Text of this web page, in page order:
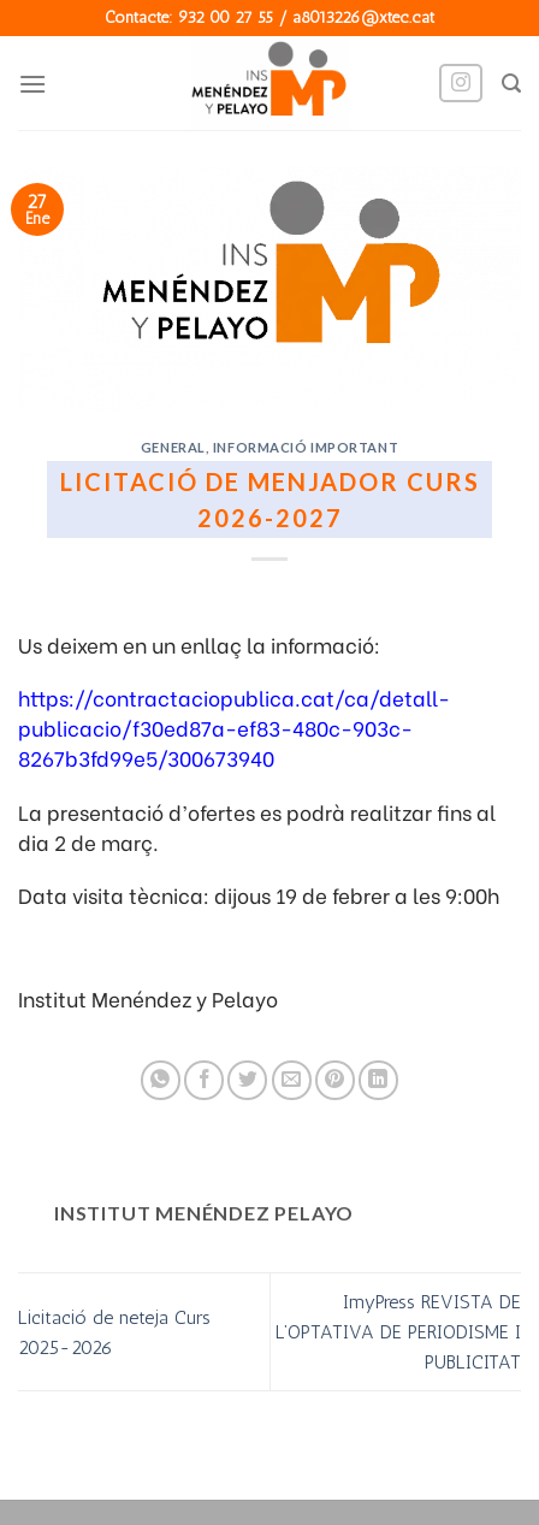
to
content
Contacte: 932 00 27 55 / a8013226@xtec.cat
27
Ene
GENERAL INFORMACIÓ IMPORTANT
LICITACIÓ DE MENJADOR CURS
2026-2027
Us deixem en un enllaç la informació:
https://contractaciopublica.cat/ca/detall-
publicacio/f30ed87a-ef83-480c-903c-
8267b3fd99e5/300673940
La presentació d’ofertes es podrà realitzar fins al
dia 2 de març.
Data visita tècnica: dijous 19 de febrer a les 9:00h
Institut Menéndez y Pelayo
INSTITUT MENÉNDEZ PELAYO
Licitació de neteja Curs
2025-2026
ImyPress REVISTA DE
L’OPTATIVA DE PERIODISME I
PUBLICITAT